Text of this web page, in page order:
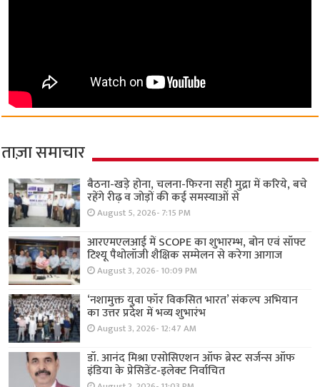
ताज़ा समाचार
बैठना-खड़े होना, चलना-फिरना सही मुद्रा में करिये, बचे
रहेंगे रीढ़ व जोड़ों की कई समस्याओं से
August 5, 2026- 7:15 PM
आरएमएलआई में SCOPE का शुभारम्भ, बोन एवं सॉफ्ट
टिश्यू पैथोलॉजी शैक्षिक सम्मेलन से करेगा आगाज
August 3, 2026- 10:09 PM
‘नशामुक्त युवा फॉर विकसित भारत’ संकल्प अभियान
का उत्तर प्रदेश में भव्य शुभारंभ
August 3, 2026- 12:47 AM
डॉ. आनंद मिश्रा एसोसिएशन ऑफ ब्रेस्ट सर्जन्स ऑफ
इंडिया के प्रेसिडेंट-इलेक्ट निर्वाचित